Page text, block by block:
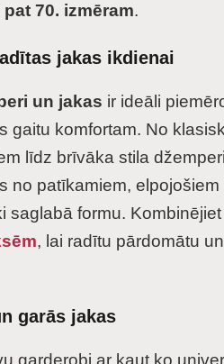
70. izmēram.
jakas ikdienai
un jakas ir ideāli
gaitu komfortam. No
līdz brīvāka stila
no patīkamiem, elpojošiem
saglabā formu.
, lai radītu pārdomātu un
garās jakas
garderobi ar kaut ko